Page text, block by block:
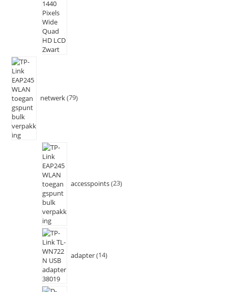
netwerk 79
accesspoints 23
adapter 14